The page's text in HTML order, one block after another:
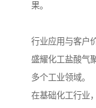
果。
行业应用与客户
盛耀化工盐酸气
多个工业领域。
在基础化工行业